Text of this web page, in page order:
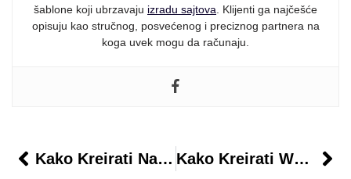
šablone koji ubrzavaju izradu sajtova . Klijenti ga najčešće
opisuju kao stručnog, posvećenog i preciznog partnera na
koga uvek mogu da računaju.
Kako Kreirati Napredni Mega Meni Kako Kreirati WordPress Sajt Za Prodaju Edukacije